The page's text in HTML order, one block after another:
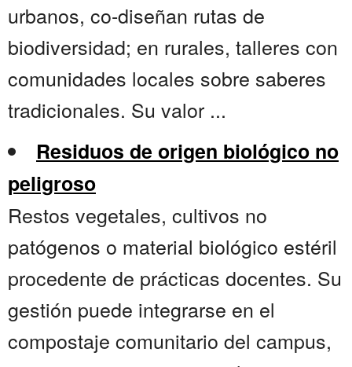
urbanos, co-diseñan rutas de
biodiversidad; en rurales, talleres con
comunidades locales sobre saberes
tradicionales. Su valor ...
Residuos de origen biológico no
peligroso
Restos vegetales, cultivos no
patógenos o material biológico estéril
procedente de prácticas docentes. Su
gestión puede integrarse en el
compostaje comunitario del campus,